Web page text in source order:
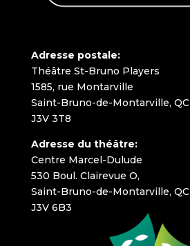
Adresse postale:
Théâtre St-Bruno Players
1585, rue Montarville
Saint-Bruno-de-Montarville, QC
J3V 3T8
Adresse du théâtre:
Centre Marcel-Dulude
530 Boul. Clairevue O,
Saint-Bruno-de-Montarville, QC
J3V 6B3